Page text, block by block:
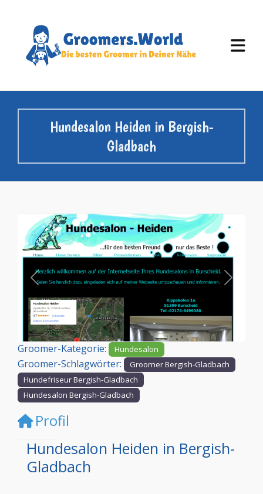
Hundesalon Heiden in Bergish-
Gladbach
Vorheriges
Groomer-Kategorie: Hundesalon
Groomer-Schlagwörter:
Groomer Bergish-Gladbach
Hundefriseur Bergish-Gladbach
Hundesalon Bergish-Gladbach
Profil
Hundesalon Heiden in Bergish-
Gladbach